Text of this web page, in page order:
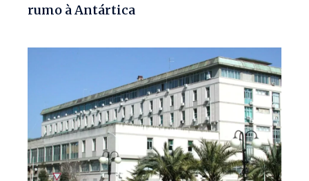
rumo à Antártica